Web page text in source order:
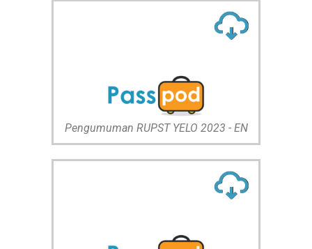
Pengumuman RUPST YELO 2023 - EN